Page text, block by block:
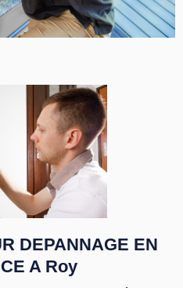
DEPANNAGE EN
A Roy